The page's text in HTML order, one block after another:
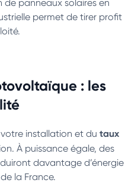
de panneaux solaires en
permet de tirer profit
: les
installation et du taux
À puissance égale, des
davantage d’énergie
la France.